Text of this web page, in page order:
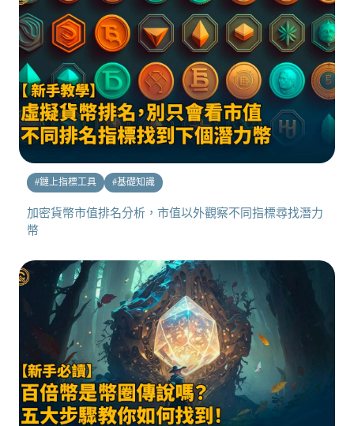
#鏈上指標工具 #基礎知識
加密貨幣市值排名分析，市值以外觀察不同指標尋找潛力
幣